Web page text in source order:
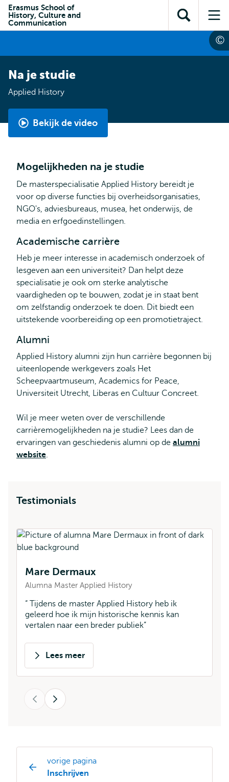
inhoud
Direct naar
subnavigatie
Erasmus School of
History, Culture and
Communication
Toon
zoekveld
Na je studie
Applied History
Bekijk de video
Applied
Reza
Mogelijkheden na je studie
De masterspecialisatie Applied History bereidt je
voor op diverse functies bij overheidsorganisaties,
NGO's, adviesbureaus, musea, het onderwijs, de
media en erfgoedinstellingen.
Academische carrière
Heb je meer interesse in academisch onderzoek of
lesgeven aan een universiteit? Dan helpt deze
specialisatie je ook om sterke analytische
vaardigheden op te bouwen, zodat je in staat bent
om zelfstandig onderzoek te doen. Dit biedt een
uitstekende voorbereiding op een promotietraject.
Alumni
Applied History alumni zijn hun carrière begonnen bij
uiteenlopende werkgevers zoals Het
Scheepvaartmuseum, Academics for Peace,
Universiteit Utrecht, Liberas en Cultuur Concreet.
Wil je meer weten over de verschillende
carrièremogelijkheden na je studie? Lees dan de
ervaringen van geschiedenis alumni op de alumni
website.
Testimonials
Mare Dermaux
Alumna Master Applied History
Tijdens de master Applied History heb ik
geleerd hoe ik mijn historische kennis kan
vertalen naar een breder publiek
Lees meer
over
Volgende
Opleiding
pagina
vorige pagina
Inschrijven